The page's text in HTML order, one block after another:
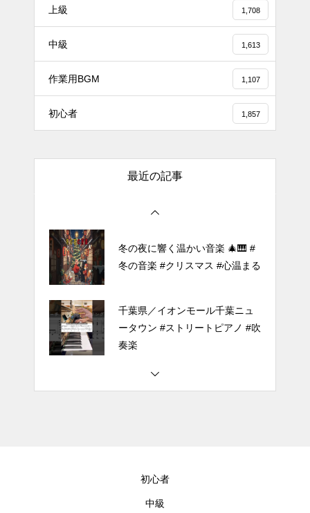
上級 1,708
中級 1,613
作業用BGM 1,107
初心者 1,857
最近の記事
#tiktok #shorts #shortsdaily #sh
ortsdance #shirose #磁石 #white
jam #ピアノ初心者 #ピアノレッ
【転生悪女の黒歴史OP】ピアノ
で「Black Flame」弾いてみた
（中～上級）【The Dark History
ほぼ日1フレーズ THE BLUE H
冬の夜に響く温かい音楽 🎄🎹 #
冬の音楽 #クリスマス #心温まる
千葉県／イオンモール千葉ニュ
ータウン #ストリートピアノ #吹
奏楽
（中～上級）【The Dark History
of the Reincarnated Villainess】
初心者
中級